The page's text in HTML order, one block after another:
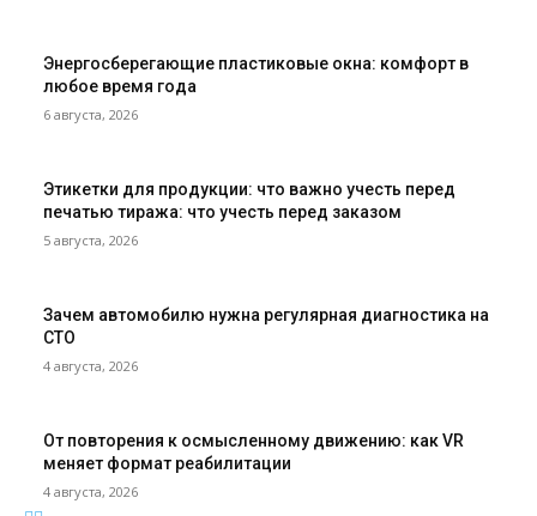
Энергосберегающие пластиковые окна: комфорт в
любое время года
6 августа, 2026
Этикетки для продукции: что важно учесть перед
печатью тиража: что учесть перед заказом
5 августа, 2026
Зачем автомобилю нужна регулярная диагностика на
СТО
4 августа, 2026
От повторения к осмысленному движению: как VR
меняет формат реабилитации
4 августа, 2026